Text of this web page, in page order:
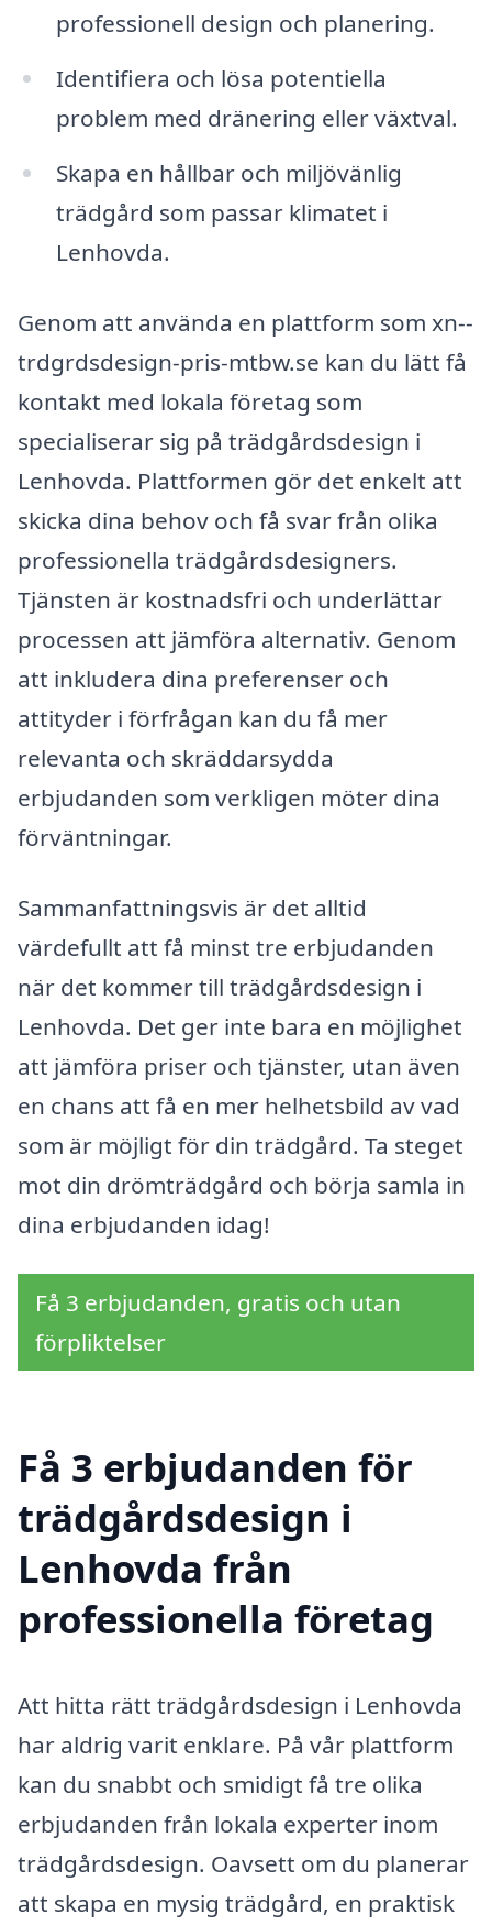
professionell design och planering.
Identifiera och lösa potentiella
problem med dränering eller växtval.
Skapa en hållbar och miljövänlig
trädgård som passar klimatet i
Lenhovda.
Genom att använda en plattform som xn--
trdgrdsdesign-pris-mtbw.se kan du lätt få
kontakt med lokala företag som
specialiserar sig på trädgårdsdesign i
Lenhovda. Plattformen gör det enkelt att
skicka dina behov och få svar från olika
professionella trädgårdsdesigners.
Tjänsten är kostnadsfri och underlättar
processen att jämföra alternativ. Genom
att inkludera dina preferenser och
attityder i förfrågan kan du få mer
relevanta och skräddarsydda
erbjudanden som verkligen möter dina
förväntningar.
Sammanfattningsvis är det alltid
värdefullt att få minst tre erbjudanden
när det kommer till trädgårdsdesign i
Lenhovda. Det ger inte bara en möjlighet
att jämföra priser och tjänster, utan även
en chans att få en mer helhetsbild av vad
som är möjligt för din trädgård. Ta steget
mot din drömträdgård och börja samla in
dina erbjudanden idag!
Få 3 erbjudanden, gratis och utan
förpliktelser
Få 3 erbjudanden för
trädgårdsdesign i
Lenhovda från
professionella företag
Att hitta rätt trädgårdsdesign i Lenhovda
har aldrig varit enklare. På vår plattform
kan du snabbt och smidigt få tre olika
erbjudanden från lokala experter inom
trädgårdsdesign. Oavsett om du planerar
att skapa en mysig trädgård, en praktisk